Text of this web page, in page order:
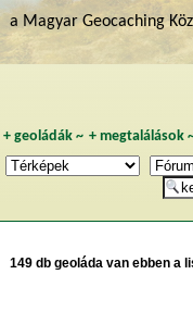
a Magyar Geocaching
+ geoládák~ +megtalálások
149 db geoláda van ebben a